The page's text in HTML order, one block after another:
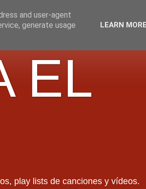
EL
play lists de canciones y vídeos.
and user-agent
generate usage
LEARN MORE